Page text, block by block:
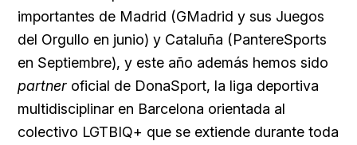
importantes de Madrid (GMadrid y sus Juegos
del Orgullo en junio) y Cataluña (PantereSports
en Septiembre), y este año además hemos sido
partner oficial de DonaSport, la liga deportiva
multidisciplinar en Barcelona orientada al
colectivo LGTBIQ+ que se extiende durante toda